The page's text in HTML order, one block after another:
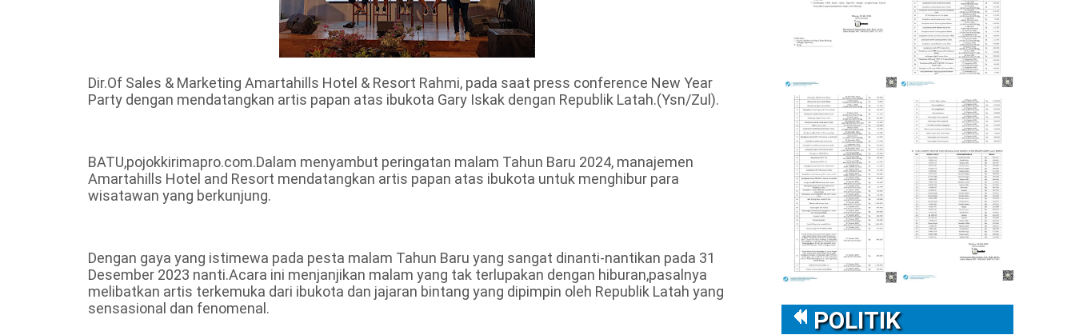
Dir.Of Sales & Marketing Amartahills Hotel & Resort Rahmi, pada saat press conference New Year
Party dengan mendatangkan artis papan atas ibukota Gary Iskak dengan Republik Latah.(Ysn/Zul).
BATU,pojokkirimapro.com.Dalam menyambut peringatan malam Tahun Baru 2024, manajemen
Amartahills Hotel and Resort mendatangkan artis papan atas ibukota untuk menghibur para
wisatawan yang berkunjung.
Dengan gaya yang istimewa pada pesta malam Tahun Baru yang sangat dinanti-nantikan pada 31
Desember 2023 nanti.Acara ini menjanjikan malam yang tak terlupakan dengan hiburan,pasalnya
melibatkan artis terkemuka dari ibukota dan jajaran bintang yang dipimpin oleh Republik Latah yang
sensasional dan fenomenal.
POLITIK